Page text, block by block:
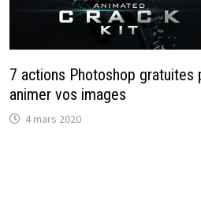
7 actions Photoshop gratuites
animer vos images
4 mars 2020